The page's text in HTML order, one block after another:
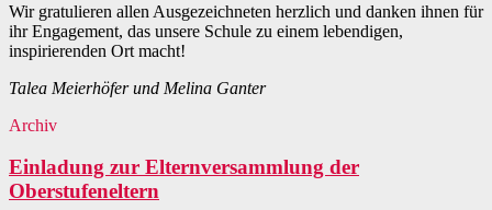
Wir gratulieren allen Ausgezeichneten herzlich und danken ihnen für
ihr Engagement, das unsere Schule zu einem lebendigen,
inspirierenden Ort macht!
Talea Meierhöfer und Melina Ganter
Archiv
Einladung zur Elternversammlung der
Oberstufeneltern